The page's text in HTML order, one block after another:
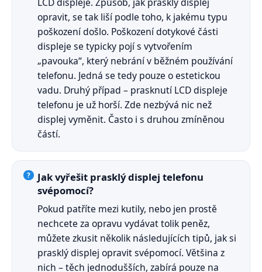
opravit, se tak liší podle toho, k jakému typu
poškození došlo. Poškození dotykové části
displeje se typicky pojí s vytvořením
„pavouka“, který nebrání v běžném používání
telefonu. Jedná se tedy pouze o estetickou
vadu. Druhý případ – prasknutí LCD displeje
telefonu je už horší. Zde nezbývá nic než
displej vyměnit. Často i s druhou zmíněnou
částí.
Jak vyřešit prasklý displej telefonu
svépomocí?
Pokud patříte mezi kutily, nebo jen prostě
nechcete za opravu vydávat tolik peněz,
můžete zkusit několik následujících tipů, jak si
prasklý displej opravit svépomocí. Většina z
nich – těch jednodušších, zabírá pouze na